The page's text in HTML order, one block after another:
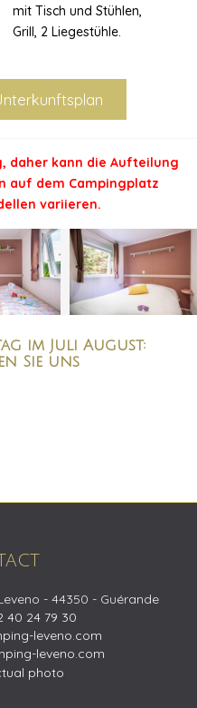
mit Tisch und Stühlen,
Grill, 2 Liegestühle.
daher kann die Aufteilung
auf dem Campingplatz
variieren.
im Juli August:
Sie uns
- 44350 - Guérande
40 24 79 30
leveno.com
leveno.com
photo